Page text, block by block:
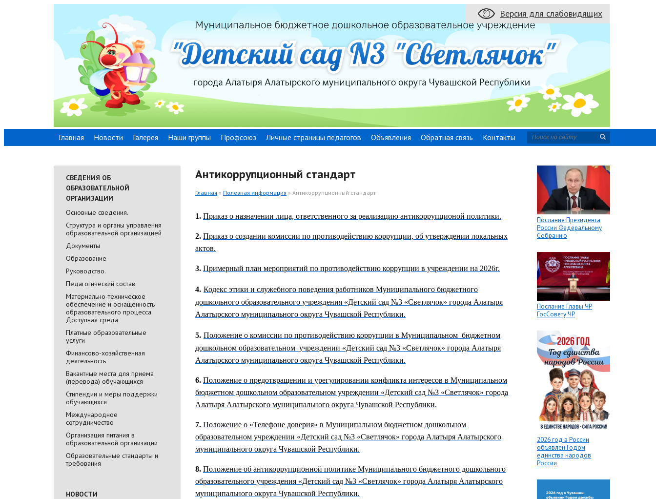
Версия для слабовидящих
Версия для слабовидящих
Главная Новости Галерея Наши группы Профсоюз Личные страницы педагогов Объявления Обратная связь Контакты
СВЕДЕНИЯ ОБ
ОБРАЗОВАТЕЛЬНОЙ
ОРГАНИЗАЦИИ
Основные сведения.
Cтруктура и органы управления
образовательной организацией
Документы
Образование
Руководство.
Педагогический состав
Материально-техническое
обеспечение и оснащенность
образовательного процесса.
Доступная среда
Платные образовательные
услуги
Финансово-хозяйственная
деятельность
Вакантные места для приема
(перевода) обучающихся
Стипендии и меры поддержки
обучающихся
Международное
сотрудничество
Организация питания в
образовательной организации
Образовательные стандарты и
требования
НОВОСТИ
Антикоррупционный стандарт
Главная » Полезная информация » Антикоррупционный стандарт
1. Приказ о назначении лица, ответственного за реализацию антикоррупционой политики.
2. Приказ о создании комиссии по противодействию коррупции, об утверждении локальных
актов.
3. Примерный план мероприятий по противодействию коррупции в учреждении на 2026г.
4. Кодекс этики и служебного поведения работников Муниципального бюджетного
дошкольного образовательного учреждения «Детский сад №3 «Светлячок» города Алатыря
Алатырского муниципального округа Чувашской Республики.
5. Положение о комиссии по противодействию коррупции в Муниципальном бюджетном
дошкольном образовательном учреждении «Детский сад №3 «Светлячок» города Алатыря
Алатырского муниципального округа Чувашской Республики.
6. Положение о предотвращении и урегулировании конфликта интересов в Муниципальном
бюджетном дошкольном образовательном учреждении «Детский сад №3 «Светлячок» города
Алатыря Алатырского муниципального округа Чувашской Республики.
7. Положение о «Телефоне доверия» в Муниципальном бюджетном дошкольном
образовательном учреждении «Детский сад №3 «Светлячок» города Алатыря Алатырского
муниципального округа Чувашской Республики.
8. Положение об антикоррупционной политике Муниципального бюджетного дошкольного
образовательного учреждения «Детский сад №3 «Светлячок» города Алатыря Алатырского
муниципального округа Чувашской Республики.
Послание Президента
России Федеральному
Собранию
Послание Главы ЧР
ГосСовету ЧР
2026 год в России
объявлен Годом
единства народов
России